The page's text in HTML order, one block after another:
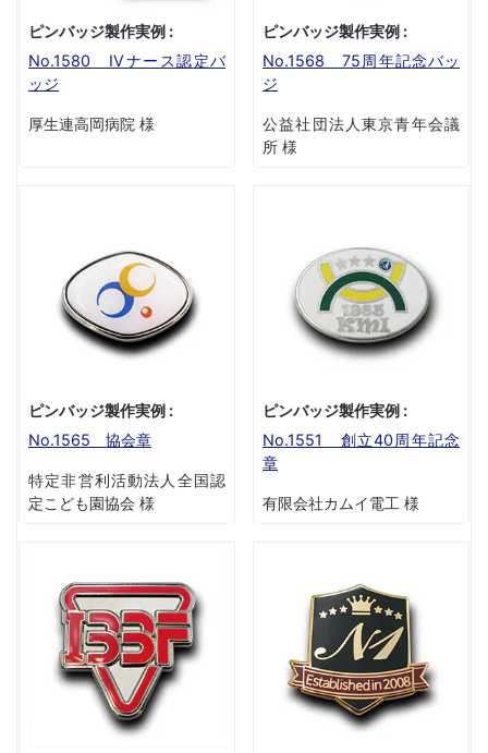
ピンバッジ製作実例 :
No.1580 IVナース認定バ
ッジ
厚生連高岡病院 様
ピンバッジ製作実例 :
No.1568 75周年記念バッ
ジ
公益社団法人東京青年会議
所 様
ピンバッジ製作実例 :
No.1565 協会章
特定非営利活動法人全国認
定こども園協会 様
ピンバッジ製作実例 :
No.1551 創立40周年記念
章
有限会社カムイ電工 様